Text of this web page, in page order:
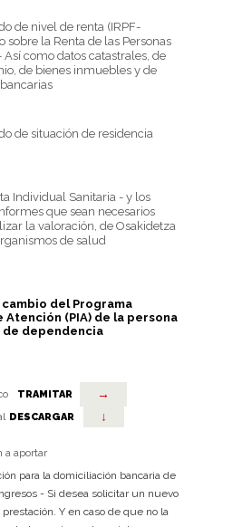
de nivel de renta (IRPF-
sobre la Renta de las Personas
Así como datos catastrales, de
de bienes inmuebles y de
de situación de residencia
Individual Sanitaria - y los
que sean necesarios
la valoración, de Osakidetza
de salud
del Programa
Atención (PIA) de la persona
de dependencia
TRAMITAR →
DESCARGAR ↓
a aportar
para la domiciliación bancaria de
- Si desea solicitar un nuevo
prestación. Y en caso de que no la